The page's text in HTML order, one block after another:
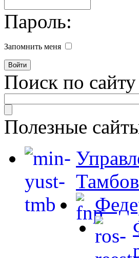
Пароль:
Запомнить меня
Поиск по сайту
Полезные